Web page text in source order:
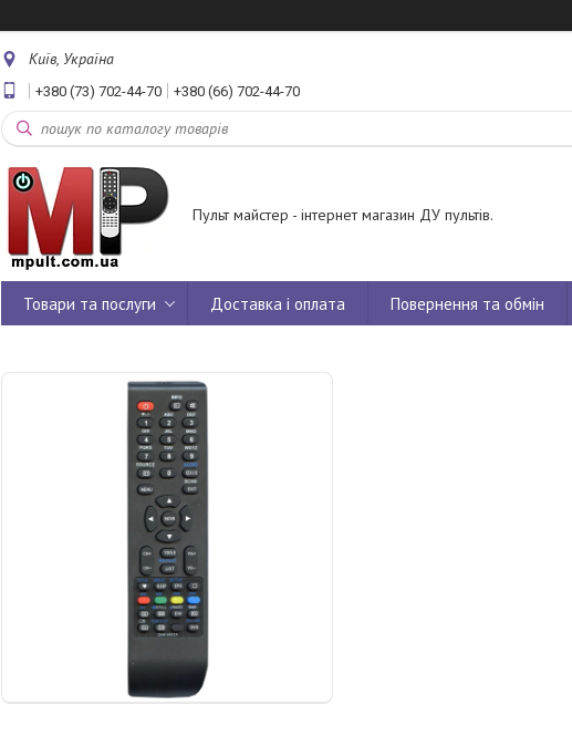
Київ, Україна
+380 (73) 702-44-70 +380 (66) 702-44-70
Пульт майстер - інтернет магазин ДУ пультів.
Товари та послуги Доставка і оплата Повернення та обмін